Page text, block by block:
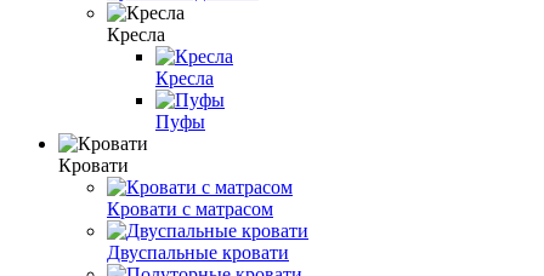
Кресла
Кресла
Пуфы
Кровати
Кровати с матрасом
Двуспальные кровати